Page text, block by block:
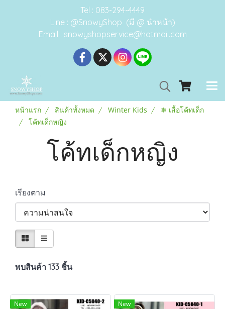
Tel : 083-294-4449
Line : @SnowyShop (มี @ นำหน้า)
Email : snowyshopservice@hotmail.com
หน้าแรก สินค้าทั้งหมด Winter Kids
❄ เสื้อโค้ทเด็ก
โค้ทเด็กหญิง
โค้ทเด็กหญิง
เรียงตาม
พบสินค้า 133 ชิ้น
New
New